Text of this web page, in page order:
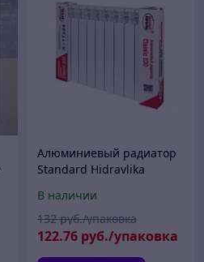
Алюминиевый радиатор
Standard Hidravlika
В наличии
122.76 руб./упаковка
132 руб./упаковка